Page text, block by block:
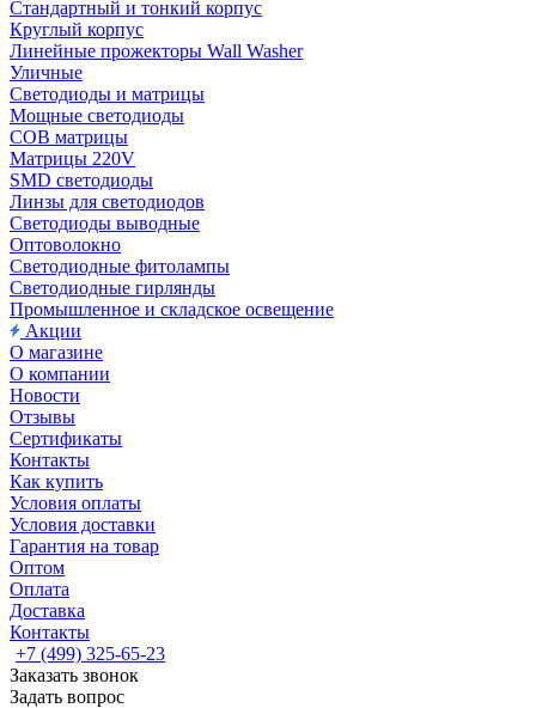
Стандартный и тонкий корпус
Круглый корпус
Линейные прожекторы Wall Washer
Уличные
Светодиоды и матрицы
Мощные светодиоды
COB матрицы
Матрицы 220V
SMD светодиоды
Линзы для светодиодов
Светодиоды выводные
Оптоволокно
Светодиодные фитолампы
Светодиодные гирлянды
Промышленное и складское освещение
Акции
О магазине
О компании
Новости
Отзывы
Сертификаты
Контакты
Как купить
Условия оплаты
Условия доставки
Гарантия на товар
Оптом
Оплата
Доставка
Контакты
+7 (499) 325-65-23
Заказать звонок
Задать вопрос